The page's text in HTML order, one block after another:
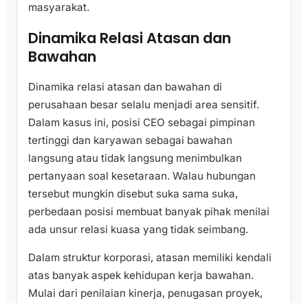
masyarakat.
Dinamika Relasi Atasan dan
Bawahan
Dinamika relasi atasan dan bawahan di
perusahaan besar selalu menjadi area sensitif.
Dalam kasus ini, posisi CEO sebagai pimpinan
tertinggi dan karyawan sebagai bawahan
langsung atau tidak langsung menimbulkan
pertanyaan soal kesetaraan. Walau hubungan
tersebut mungkin disebut suka sama suka,
perbedaan posisi membuat banyak pihak menilai
ada unsur relasi kuasa yang tidak seimbang.
Dalam struktur korporasi, atasan memiliki kendali
atas banyak aspek kehidupan kerja bawahan.
Mulai dari penilaian kinerja, penugasan proyek,